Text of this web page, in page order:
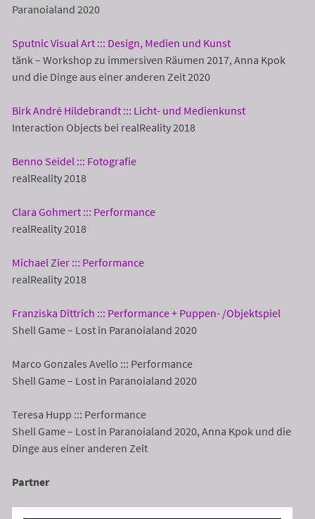
Paranoialand 2020
Sputnic Visual Art ::: Design, Medien und Kunst
tänk – Workshop zu immersiven Räumen 2017, Anna Kpok
und die Dinge aus einer anderen Zeit 2020
Birk André Hildebrandt ::: Licht- und Medienkunst
Interaction Objects bei realReality 2018
Benno Seidel ::: Fotografie
realReality 2018
Clara Gohmert ::: Performance
realReality 2018
Michael Zier ::: Performance
realReality 2018
Franziska Dittrich ::: Performance + Puppen- /Objektspiel
Shell Game – Lost in Paranoialand 2020
Marco Gonzales Avello ::: Performance
Shell Game – Lost in Paranoialand 2020
Teresa Hupp ::: Performance
Shell Game – Lost in Paranoialand 2020, Anna Kpok und die
Dinge aus einer anderen Zeit
Partner